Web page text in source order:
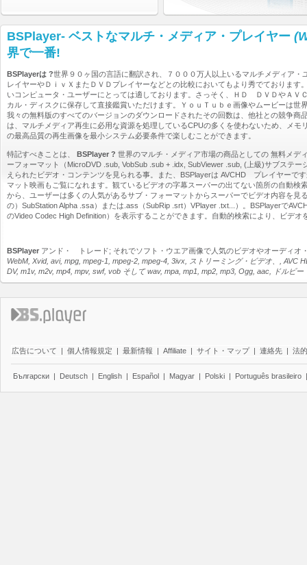
BSPlayer- ベストなマルチ・メディア・プレイヤー
界で一番!
BSPlayerは ?世界９０ヶ国の言語に翻訳され、７０００万人以上いるマルチメディア
レイヤーやＤｉｖＸまたＤＶＤプレイヤーなどとの比較においてもより秀でておりま
いコンピュータ・ユーザーにとっては適しております。さっそく、ＨＤ ＤＶＤやＡＶ
カル・ディスクに保存して直接鑑賞いただけます。ＹｏｕＴｕｂｅ画像やムービーは
我々の無料版のすべてのバージョンのダウンロードされたその回数は、他社との競争
は、マルチメディア再生に必用な資源を処理しているCPUの多くを使わないため、メ
の最高品質の再生画像を最小システム必要条件で楽しむことができます。
特記すべきことは、 BSPlayer ? 世界のマルチ・メディア市場の商品としての 無料メデ
ーフォーマット（MicroDVD .sub, VobSub .sub + .idx, SubViewer .sub, (上級)サブステ
えられたビデオ・コンテンツを見られる事。また、BSPlayerは AVCHD プレイヤーで
マット映画もご覧になれます。観ているビデオの字幕スーパーの出てない箇所の自動
から、ユーザーは多くの人気があるサブ・フォーマットからスーパーでビデオ内容を
の）SubStation Alpha .ssa）または.ass（SubRip .srt）VPlayer .txt...）。BSPlayerで
のVideo Codec High Definition）を表示することができます。自動的検索により、ビデ
BSPlayer アンド・ トレード; それでソフト・ウエア画像で人気のビデオやオーディオ
WebM, Xvid, avi, mpg, mpeg-1, mpeg-2, mpeg-4, 3ivx, ストリーミング・ビデオ、,
DV, m1v, m2v, mp4, mpv, swf, vob そして wav, mpa, mp1, mp2, mp3, Ogg, aac, ドルビ
広告について | 個人情報規定 | 最新情報 | Affiliate | サイト・マップ | 連絡先 | 法
Български | Deutsch | English | Español | Magyar | Polski | Português brasileiro